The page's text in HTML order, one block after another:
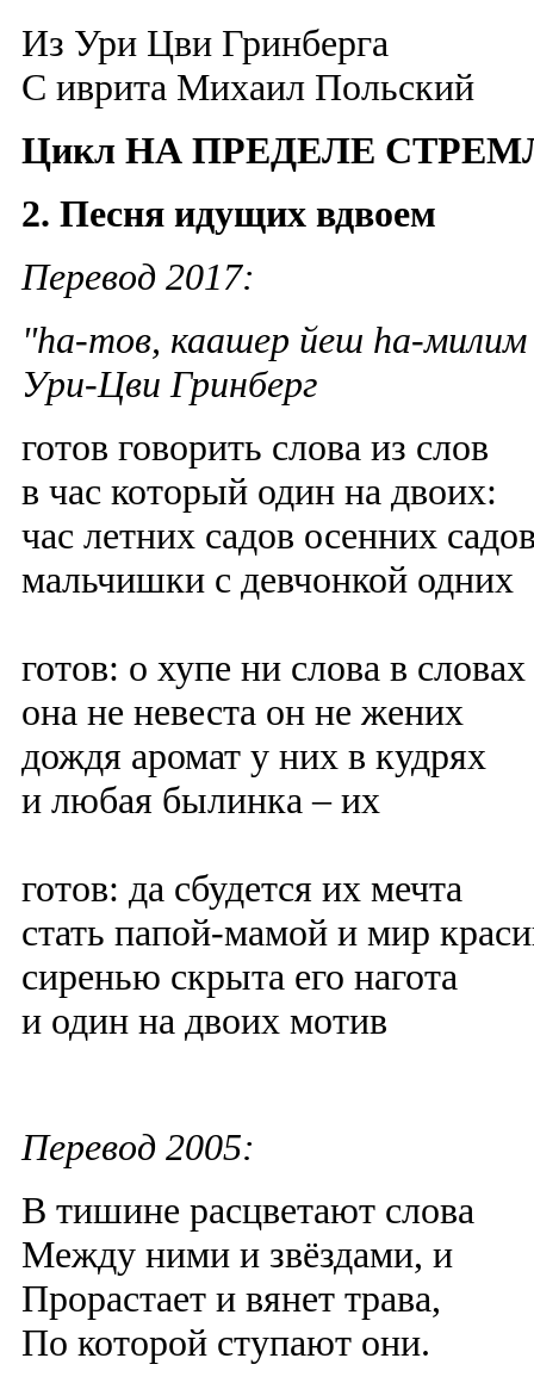
Из Ури Цви Гринберга
C иврита Михаил Польский
Цикл НА ПРЕДЕЛЕ
2. Песня идущих вдвоем
Перевод 2017:
"ha-тов, каашер йеш ha-
Ури-Цви Гринберг
готов говорить слова из слов
в час который один на двоих:
час летних садов осенних
мальчишки с девчонкой одних
готов: о хупе ни слова в словах
она не невеста он не жених
дождя аромат у них в кудрях
и любая былинка – их
готов: да сбудется их мечта
стать папой-мамой и мир
сиренью скрыта его нагота
и один на двоих мотив
Перевод 2005:
В тишине расцветают слова
Между ними и звёздами, и
Прорастает и вянет трава,
По которой ступают они.